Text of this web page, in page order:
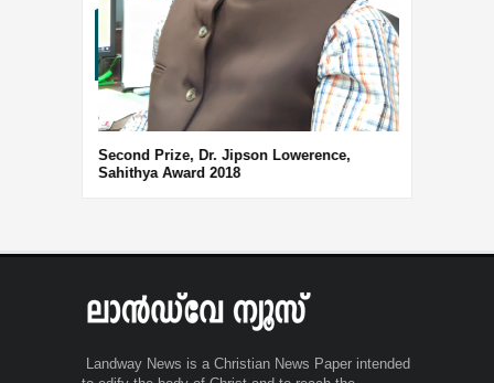
Second Prize, Dr. Jipson Lowerence,
Sahithya Award 2018
Landway News is a Christian News Paper intended